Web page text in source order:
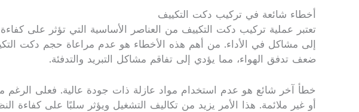
أخطاء شائعة في تركيب دكت التكييف
تعتبر عملية تركيب دكت التكييف من العناصر الأساسية التي تؤثر على
إلى مشاكل في الأداء. من أهم هذه الأخطاء هو عدم مراعاة حجم دكت
ضعف تدفق الهواء، مما يؤدي إلى تفاقم مشاكل التبريد والتدفئة.
خطأ آخر شائع هو عدم استخدام مواد عازلة ذات جودة عالية. فعلى الرغم
أو غير ملائمة. هذا الأمر يزيد من تكاليف التشغيل ويؤثر سلبًا على كفاءة